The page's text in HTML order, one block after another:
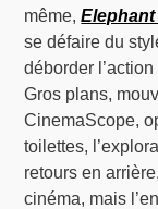
même,
se défaire du
déborder
Gros plans,
CinemaScope,
toilettes,
retours en
cinéma, mais